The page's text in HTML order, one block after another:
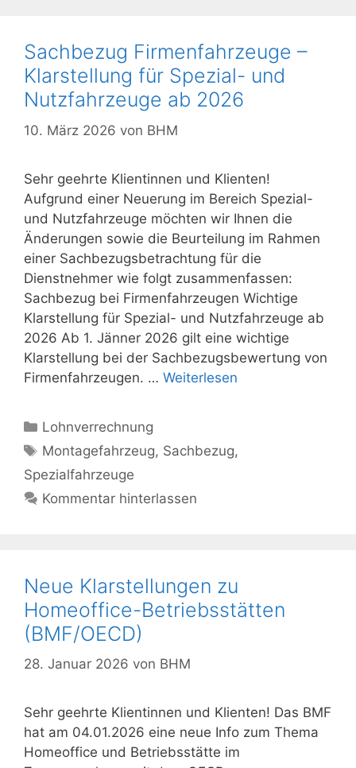
Sachbezug Firmenfahrzeuge –
Klarstellung für Spezial- und
Nutzfahrzeuge ab 2026
10. März 2026 von BHM
Sehr geehrte Klientinnen und Klienten!
Aufgrund einer Neuerung im Bereich Spezial-
und Nutzfahrzeuge möchten wir Ihnen die
Änderungen sowie die Beurteilung im Rahmen
einer Sachbezugsbetrachtung für die
Dienstnehmer wie folgt zusammenfassen:
Sachbezug bei Firmenfahrzeugen Wichtige
Klarstellung für Spezial- und Nutzfahrzeuge ab
2026 Ab 1. Jänner 2026 gilt eine wichtige
Klarstellung bei der Sachbezugsbewertung von
Firmenfahrzeugen. … Weiterlesen
Kategorien
Lohnverrechnung
Schlagwörter
Montagefahrzeug, Sachbezug,
Spezialfahrzeuge
Kommentar hinterlassen
Neue Klarstellungen zu
Homeoffice-Betriebsstätten
(BMF/OECD)
28. Januar 2026 von BHM
Sehr geehrte Klientinnen und Klienten! Das BMF
hat am 04.01.2026 eine neue Info zum Thema
Homeoffice und Betriebsstätte im